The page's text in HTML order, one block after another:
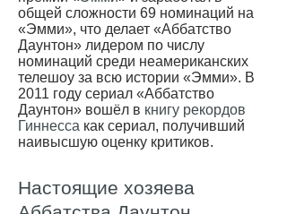
общей сложности 69 номинаций на
«Эмми», что делает «Аббатство
Даунтон» лидером по числу
номинаций среди неамериканских
телешоу за всю истории «Эмми». В
2011 году сериал «Аббатство
Даунтон» вошёл в книгу рекордов
Гиннесса как сериал, получивший
наивысшую оценку критиков.
Настоящие хозяева